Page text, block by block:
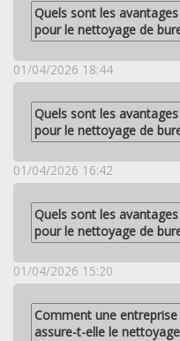
Quels sont les
pour le nettoyage de
01/04/2026 18:44
Quels sont les
pour le nettoyage de
01/04/2026 16:42
Quels sont les
pour le nettoyage de
01/04/2026 15:20
Comment une
assure-t-elle le